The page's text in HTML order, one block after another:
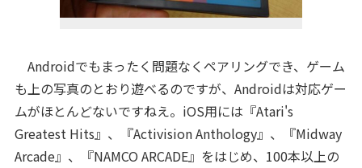
Androidでもまったく問題なくペアリングでき、ゲーム
も上の写真のとおり遊べるのですが、Androidは対応ゲー
ムがほとんどないですねえ。iOS用には『Atari's
Greatest Hits』、『Activision Anthology』、『Midway
Arcade』、『NAMCO ARCADE』をはじめ、100本以上の